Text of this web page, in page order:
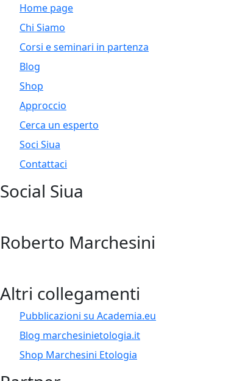
Home page
Chi Siamo
Corsi e seminari in partenza
Blog
Shop
Approccio
Cerca un esperto
Soci Siua
Contattaci
Social Siua
Roberto Marchesini
Altri collegamenti
Pubblicazioni su Academia.eu
Blog marchesinietologia.it
Shop Marchesini Etologia